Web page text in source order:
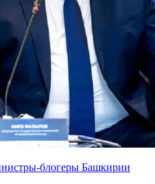
блогеры Башкирии